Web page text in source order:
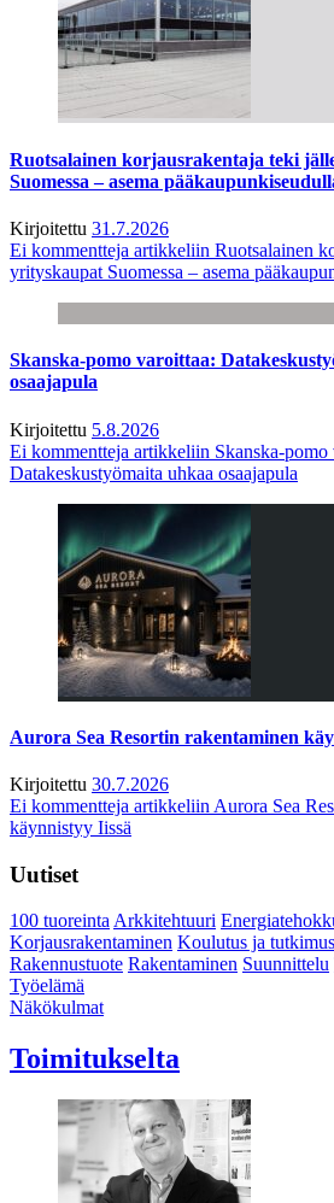
Ruotsalainen korjausrakentaja teki
Suomessa – asema
Kirjoitettu 31.7.2026
Ei kommentteja artikkeliin Ruotsalainen
yrityskaupat Suomessa – asema
Skanska-pomo varoittaa:
osaajapula
Kirjoitettu 5.8.2026
Ei kommentteja artikkeliin Skanska-pomo
Datakeskustyömaita uhkaa osaajapula
Aurora Sea Resortin rakentaminen
Kirjoitettu 30.7.2026
Ei kommentteja artikkeliin Aurora Sea
käynnistyy Iissä
Uutiset
100 tuoreintaArkkitehtuuri
Korjausrakentaminen Koulutus ja tutkimus
Rakennustuote Rakentaminen Suunnittelu
Työelämä
Näkökulmat
Toimitukselta